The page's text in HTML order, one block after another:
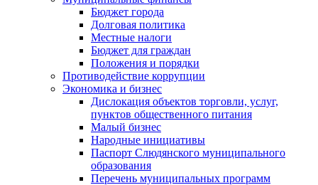
Бюджет города
Долговая политика
Местные налоги
Бюджет для граждан
Положения и порядки
Противодействие коррупции
Экономика и бизнес
Дислокация объектов торговли, услуг,
пунктов общественного питания
Малый бизнес
Народные инициативы
Паспорт Слюдянского муниципального
образования
Перечень муниципальных программ